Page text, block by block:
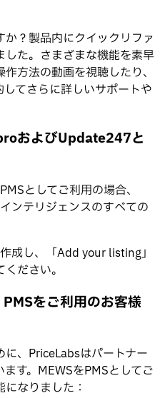
？製品内にクイックリファ
した。さまざまな機能を素早
方法の動画を視聴したり、
てさらに詳しいサポートや
およびUpdate247と
としてご利用の場合、
ンテリジェンスのすべての
成し、「Add your listing」
ださい。
をご利用のお客様
、PriceLabsはパートナー
す。MEWSをPMSとしてご
なりました：